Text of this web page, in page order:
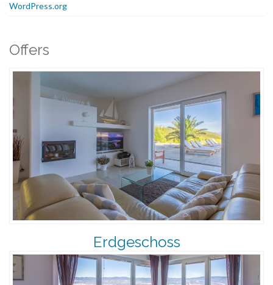
WordPress.org
Offers
Erdgeschoss